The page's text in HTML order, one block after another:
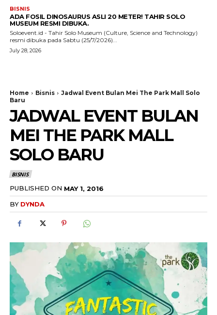
BISNIS
ADA FOSIL DINOSAURUS ASLI 20 METER! TAHIR SOLO
MUSEUM RESMI DIBUKA.
Soloevent.id - Tahir Solo Museum (Culture, Science and Technology)
resmi dibuka pada Sabtu (25/7/2026)...
July 28, 2026